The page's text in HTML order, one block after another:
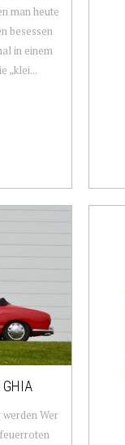
man heute
besessen
in einem
„klei...
GHIA
Wer